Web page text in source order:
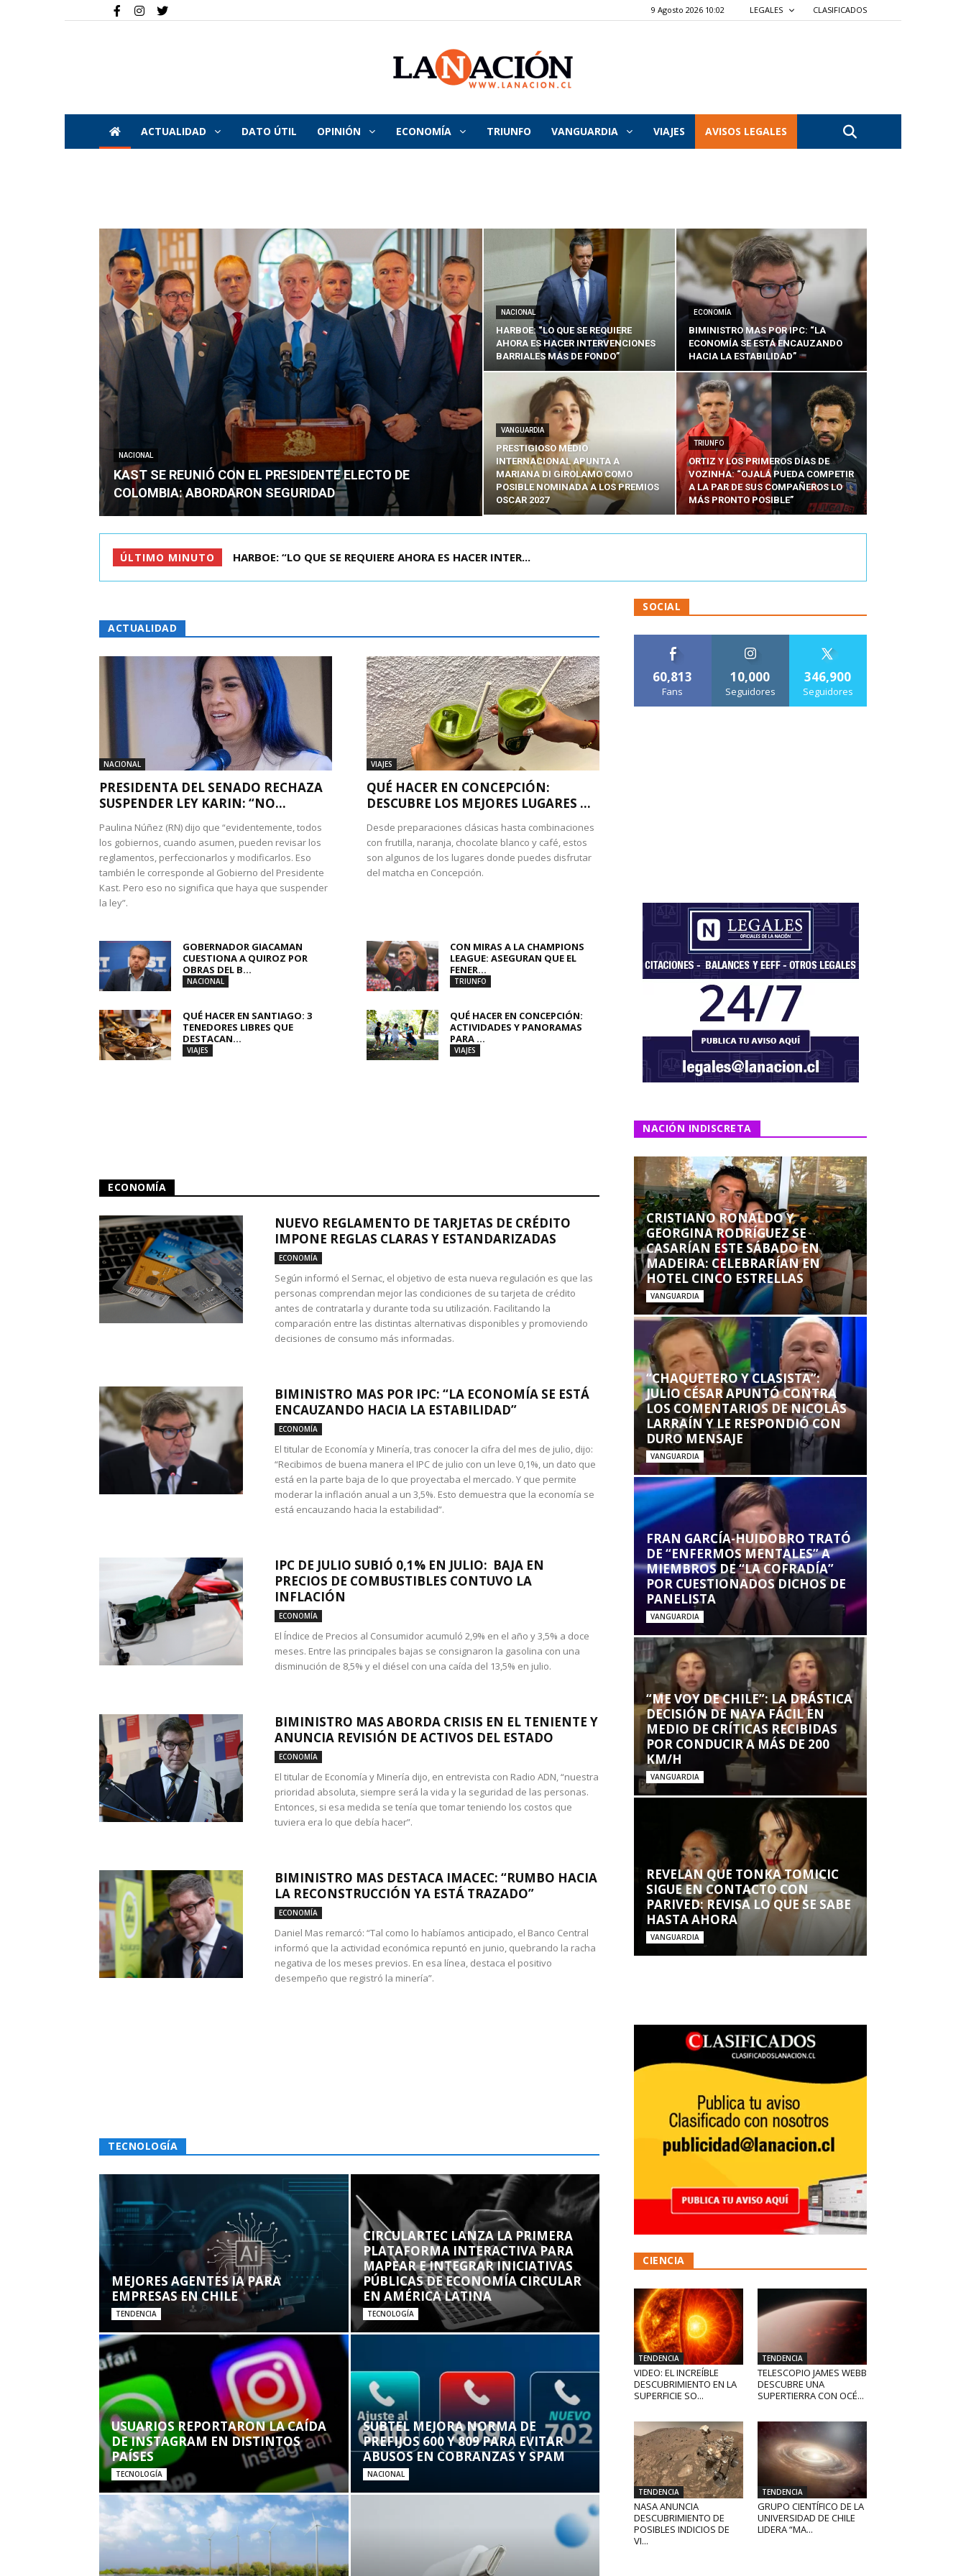
9 Agosto 2026 10:02 LEGALES CLASIFICADOS
La
Nación
ACTUALIDAD DATO ÚTIL OPINIÓN ECONOMÍA TRIUNFO VANGUARDIA VIAJES AVISOS LEGALES
NACIONAL
KAST SE REUNIÓ CON EL PRESIDENTE ELECTO DE
COLOMBIA: ABORDARON SEGURIDAD
NACIONAL
HARBOE: “LO QUE SE REQUIERE
AHORA ES HACER INTERVENCIONES
BARRIALES MÁS DE FONDO”
ECONOMÍA
BIMINISTRO MAS POR IPC: “LA
ECONOMÍA SE ESTÁ ENCAUZANDO
HACIA LA ESTABILIDAD”
VANGUARDIA
PRESTIGIOSO MEDIO
INTERNACIONAL APUNTA A
MARIANA DI GIROLAMO COMO
POSIBLE NOMINADA A LOS PREMIOS
OSCAR 2027
TRIUNFO
ORTIZ Y LOS PRIMEROS DÍAS DE
VOZINHA: “OJALÁ PUEDA COMPETIR
A LA PAR DE SUS COMPAÑEROS LO
MÁS PRONTO POSIBLE”
ÚLTIMO MINUTO BIMINISTRO MAS POR IPC: “LA ECONOMÍA SE ESTÁ ENC...
ACTUALIDAD
NACIONAL
PRESIDENTA DEL SENADO RECHAZA
SUSPENDER LEY KARIN: “NO...
Paulina Núñez (RN) dijo que “evidentemente, todos
los gobiernos, cuando asumen, pueden revisar los
reglamentos, perfeccionarlos y modificarlos. Eso
también le corresponde al Gobierno del Presidente
Kast. Pero eso no significa que haya que suspender
la ley”.
VIAJES
QUÉ HACER EN CONCEPCIÓN:
DESCUBRE LOS MEJORES LUGARES ...
Desde preparaciones clásicas hasta combinaciones
con frutilla, naranja, chocolate blanco y café, estos
son algunos de los lugares donde puedes disfrutar
del matcha en Concepción.
GOBERNADOR GIACAMAN
CUESTIONA A QUIROZ POR
OBRAS DEL B...
NACIONAL
CON MIRAS A LA CHAMPIONS
LEAGUE: ASEGURAN QUE EL
FENER...
TRIUNFO
QUÉ HACER EN SANTIAGO: 3
TENEDORES LIBRES QUE
DESTACAN...
VIAJES
QUÉ HACER EN CONCEPCIÓN:
ACTIVIDADES Y PANORAMAS
PARA ...
VIAJES
ECONOMÍA
NUEVO REGLAMENTO DE TARJETAS DE CRÉDITO
IMPONE REGLAS CLARAS Y ESTANDARIZADAS
ECONOMÍA
Según informó el Sernac, el objetivo de esta nueva regulación es que las
personas comprendan mejor las condiciones de su tarjeta de crédito
antes de contratarla y durante toda su utilización. Facilitando la
comparación entre las distintas alternativas disponibles y promoviendo
decisiones de consumo más informadas.
BIMINISTRO MAS POR IPC: “LA ECONOMÍA SE ESTÁ
ENCAUZANDO HACIA LA ESTABILIDAD”
ECONOMÍA
El titular de Economía y Minería, tras conocer la cifra del mes de julio, dijo:
“Recibimos de buena manera el IPC de julio con un leve 0,1%, un dato que
está en la parte baja de lo que proyectaba el mercado. Y que permite
moderar la inflación anual a un 3,5%. Esto demuestra que la economía se
está encauzando hacia la estabilidad”.
IPC DE JULIO SUBIÓ 0,1% EN JULIO: BAJA EN
PRECIOS DE COMBUSTIBLES CONTUVO LA
INFLACIÓN
ECONOMÍA
El Índice de Precios al Consumidor acumuló 2,9% en el año y 3,5% a doce
meses. Entre las principales bajas se consignaron la gasolina con una
disminución de 8,5% y el diésel con una caída del 13,5% en julio.
BIMINISTRO MAS ABORDA CRISIS EN EL TENIENTE Y
ANUNCIA REVISIÓN DE ACTIVOS DEL ESTADO
ECONOMÍA
El titular de Economía y Minería dijo, en entrevista con Radio ADN, “nuestra
prioridad absoluta, siempre será la vida y la seguridad de las personas.
Entonces, si esa medida se tenía que tomar teniendo los costos que
tuviera era lo que debía hacer”.
BIMINISTRO MAS DESTACA IMACEC: “RUMBO HACIA
LA RECONSTRUCCIÓN YA ESTÁ TRAZADO”
ECONOMÍA
Daniel Mas remarcó: “Tal como lo habíamos anticipado, el Banco Central
informó que la actividad económica repuntó en junio, quebrando la racha
negativa de los meses previos. En esa línea, destaca el positivo
desempeño que registró la minería”.
TECNOLOGÍA
MEJORES AGENTES IA PARA
EMPRESAS EN CHILE
TENDENCIA
CIRCULARTEC LANZA LA PRIMERA
PLATAFORMA INTERACTIVA PARA
MAPEAR E INTEGRAR INICIATIVAS
PÚBLICAS DE ECONOMÍA CIRCULAR
EN AMÉRICA LATINA
TECNOLOGÍA
USUARIOS REPORTARON LA CAÍDA
DE INSTAGRAM EN DISTINTOS
PAÍSES
TECNOLOGÍA
SUBTEL MEJORA NORMA DE
PREFIJOS 600 Y 809 PARA EVITAR
ABUSOS EN COBRANZAS Y SPAM
NACIONAL
SOCIAL
60,813
Fans
10,000
Seguidores
346,900
Seguidores
NACIÓN INDISCRETA
CRISTIANO RONALDO Y
GEORGINA RODRÍGUEZ SE
CASARÍAN ESTE SÁBADO EN
MADEIRA: CELEBRARÍAN EN
HOTEL CINCO ESTRELLAS
VANGUARDIA
“CHAQUETERO Y CLASISTA”:
JULIO CÉSAR APUNTÓ CONTRA
LOS COMENTARIOS DE NICOLÁS
LARRAÍN Y LE RESPONDIÓ CON
DURO MENSAJE
VANGUARDIA
FRAN GARCÍA-HUIDOBRO TRATÓ
DE “ENFERMOS MENTALES” A
MIEMBROS DE “LA COFRADÍA”
POR CUESTIONADOS DICHOS DE
PANELISTA
VANGUARDIA
“ME VOY DE CHILE”: LA DRÁSTICA
DECISIÓN DE NAYA FÁCIL EN
MEDIO DE CRÍTICAS RECIBIDAS
POR CONDUCIR A MÁS DE 200
KM/H
VANGUARDIA
REVELAN QUE TONKA TOMICIC
SIGUE EN CONTACTO CON
PARIVED: REVISA LO QUE SE SABE
HASTA AHORA
VANGUARDIA
CIENCIA
TENDENCIA
VIDEO: EL INCREÍBLE
DESCUBRIMIENTO EN LA
SUPERFICIE SO...
TENDENCIA
TELESCOPIO JAMES WEBB
DESCUBRE UNA
SUPERTIERRA CON OCÉ...
TENDENCIA
NASA ANUNCIA
DESCUBRIMIENTO DE
POSIBLES INDICIOS DE
VI...
TENDENCIA
GRUPO CIENTÍFICO DE LA
UNIVERSIDAD DE CHILE
LIDERA “MA...